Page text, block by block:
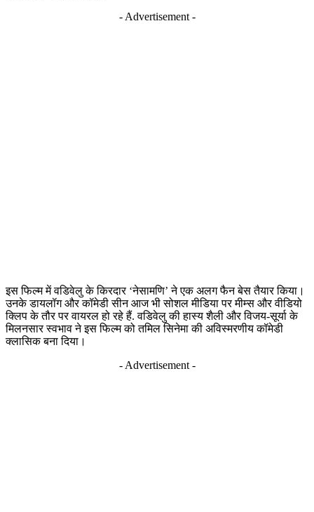
- Advertisement -
इस फिल्म में वडिवेलु के किरदार ‘नेसामणि’ ने एक अलग फैन बेस तैयार किया।
उनके डायलॉग और कॉमेडी सीन आज भी सोशल मीडिया पर मीम्स और वीडियो
क्लिप के तौर पर वायरल हो रहे हैं. वडिवेलु की हास्य शैली और विजय-सूर्या के
मिलनसार स्वभाव ने इस फिल्म को तमिल सिनेमा की अविस्मरणीय कॉमेडी
क्लासिक बना दिया।
- Advertisement -